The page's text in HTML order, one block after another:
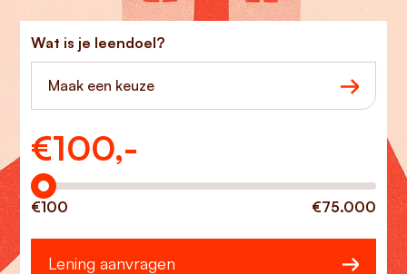
Wat is je leendoel?
Maak een keuze
€100,-
Hoeveel wilt u lenen?
€100 €75.000
Lening aanvragen